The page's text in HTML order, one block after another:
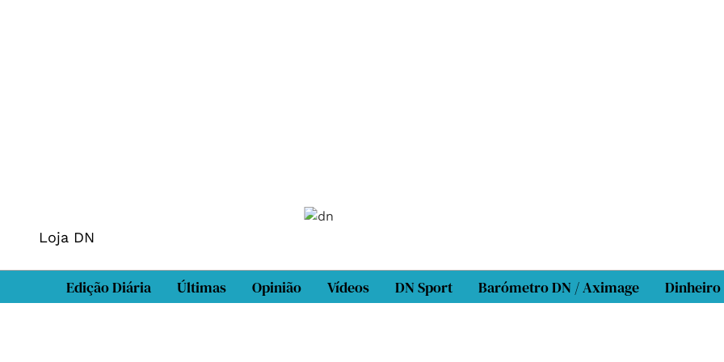
Loja DN
Edição Diária Últimas Opinião Vídeos DN Sport Barómetro DN / Aximage Dinheiro